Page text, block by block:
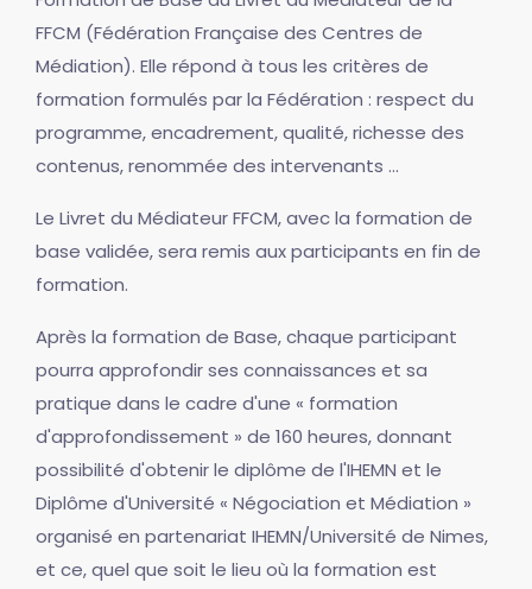
FFCM (Fédération Française des Centres de
Médiation). Elle répond à tous les critères de
formation formulés par la Fédération : respect du
programme, encadrement, qualité, richesse des
contenus, renommée des intervenants ...
Le Livret du Médiateur FFCM, avec la formation de
base validée, sera remis aux participants en fin de
formation.
Après la formation de Base, chaque participant
pourra approfondir ses connaissances et sa
pratique dans le cadre d'une « formation
d'approfondissement » de 160 heures, donnant
possibilité d'obtenir le diplôme de l'IHEMN et le
Diplôme d'Université « Négociation et Médiation »
organisé en partenariat IHEMN/Université de Nimes,
et ce, quel que soit le lieu où la formation est